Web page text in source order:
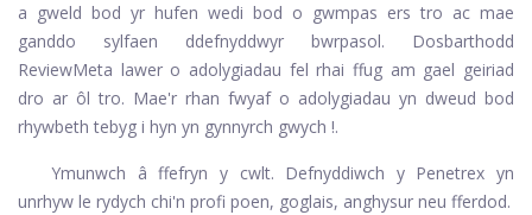
a gweld bod yr hufen wedi bod o gwmpas ers tro ac mae
ganddo sylfaen ddefnyddwyr bwrpasol. Dosbarthodd
ReviewMeta lawer o adolygiadau fel rhai ffug am gael geiriad
dro ar ôl tro. Mae'r rhan fwyaf o adolygiadau yn dweud bod
rhywbeth tebyg i hyn yn gynnyrch gwych !.
Ymunwch â ffefryn y cwlt. Defnyddiwch y Penetrex yn
unrhyw le rydych chi'n profi poen, goglais, anghysur neu fferdod.